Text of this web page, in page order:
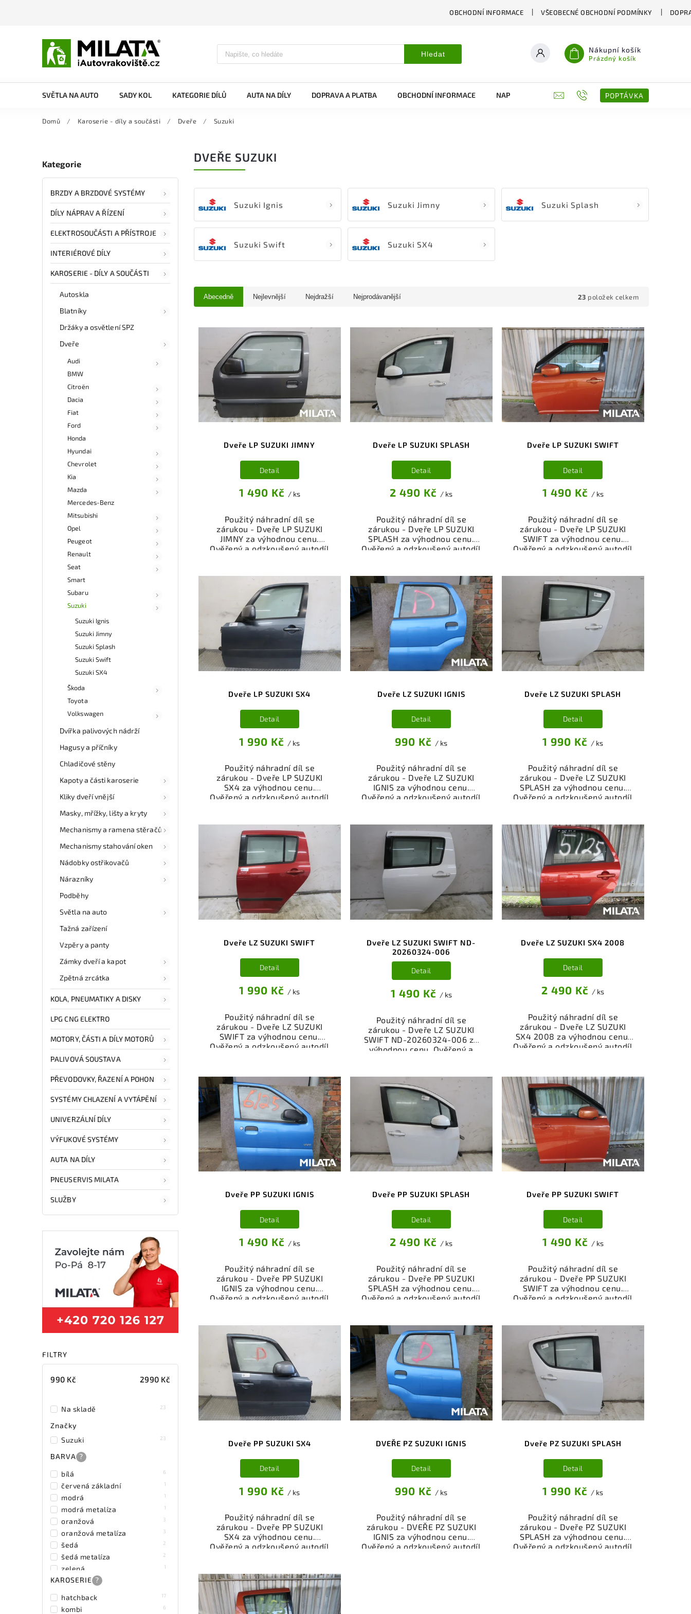
OBCHODNÍ INFORMACE VŠEOBECNÉ OBCHODNÍ PODMÍNKY
Hledat Nákupní košík
Prázdný košík
SVĚTLA NA AUTO SADY KOL KATEGORIE DÍLŮ AUTA NA DÍLY DOPRAVA A PLATBA OBCHODNÍ INFORMACE NAPIŠTE NÁM KONTAKTY POPTÁVKA
Domů / Karoserie - díly a součásti / Dveře / Suzuki
Kategorie
BRZDY A BRZDOVÉ SYSTÉMY
DÍLY NÁPRAV A ŘÍZENÍ
ELEKTROSOUČÁSTI A PŘÍSTROJE
INTERIÉROVÉ DÍLY
KAROSERIE - DÍLY A SOUČÁSTI
Autoskla
Blatníky
Držáky a osvětlení SPZ
Dveře
Audi
BMW
Citroën
Dacia
Fiat
Ford
Honda
Hyundai
Chevrolet
Kia
Mazda
Mercedes-Benz
Mitsubishi
Opel
Peugeot
Renault
Seat
Smart
Subaru
Suzuki
Suzuki Ignis
Suzuki Jimny
Suzuki Splash
Suzuki Swift
Suzuki SX4
Škoda
Toyota
Volkswagen
Dvířka palivových nádrží
Hagusy a příčníky
Chladičové stěny
Kapoty a části karoserie
Kliky dveří vnější
Masky, mřížky, lišty a kryty
Mechanismy a ramena stěračů
Mechanismy stahování oken
Nádobky ostřikovačů
Nárazníky
Podběhy
Světla na auto
Tažná zařízení
Vzpěry a panty
Zámky dveří a kapot
Zpětná zrcátka
KOLA, PNEUMATIKY A DISKY
LPG CNG ELEKTRO
MOTORY, ČÁSTI A DÍLY MOTORŮ
PALIVOVÁ SOUSTAVA
PŘEVODOVKY, ŘAZENÍ A POHON
SYSTÉMY CHLAZENÍ A VYTÁPĚNÍ
UNIVERZÁLNÍ DÍLY
VÝFUKOVÉ SYSTÉMY
AUTA NA DÍLY
PNEUSERVIS MILATA
SLUŽBY
FILTRY
990 Kč 2990 Kč
Na skladě 23
Značky
Suzuki
23
BARVA ?
bílá
6
červená základní 1
modrá 1
modrá metalíza 1
oranžová 3
oranžová metalíza 3
šedá 2
šedá metalíza 2
zelená 1
KAROSERIE ?
hatchback
17
kombi 6
DVEŘE SUZUKI
Suzuki Ignis Suzuki Jimny Suzuki Splash
Suzuki Swift Suzuki SX4
Abecedně Nejlevnější Nejdražší Nejprodávanější 23 položek celkem
Dveře LP SUZUKI JIMNY
1 490 Kč / ks
Detail
Použitý náhradní díl se
zárukou - Dveře LP SUZUKI
JIMNY za výhodnou cenu.
Ověřený a odzkoušený autodíl
a funkční autodíl z vrakoviště,
připravený k montáži.
Nabízíme osobní odběr nebo
rychlé doručení přes e-shop.
Samozřejmostí je garance
vrácení peněz v případě
nespokojenosti.
Dveře LP SUZUKI SPLASH
2 490 Kč / ks
Detail
Použitý náhradní díl se
zárukou - Dveře LP SUZUKI
SPLASH za výhodnou cenu.
Ověřený a odzkoušený autodíl
a funkční autodíl z vrakoviště,
připravený k montáži.
Nabízíme osobní odběr nebo
rychlé doručení přes e-shop.
Samozřejmostí je garance
vrácení peněz v případě
nespokojenosti.
Dveře LP SUZUKI SWIFT
1 490 Kč / ks
Detail
Použitý náhradní díl se
zárukou - Dveře LP SUZUKI
SWIFT za výhodnou cenu.
Ověřený a odzkoušený autodíl
a funkční autodíl z vrakoviště,
připravený k montáži.
Nabízíme osobní odběr nebo
rychlé doručení přes e-shop.
Samozřejmostí je garance
vrácení peněz v případě
nespokojenosti.
Dveře LP SUZUKI SX4
1 990 Kč / ks
Detail
Použitý náhradní díl se
zárukou - Dveře LP SUZUKI
SX4 za výhodnou cenu.
Ověřený a odzkoušený autodíl
a funkční autodíl z vrakoviště,
připravený k montáži.
Nabízíme osobní odběr nebo
rychlé doručení přes e-shop.
Samozřejmostí je garance
vrácení peněz v případě
nespokojenosti.
Dveře LZ SUZUKI IGNIS
990 Kč / ks
Detail
Použitý náhradní díl se
zárukou - Dveře LZ SUZUKI
IGNIS za výhodnou cenu.
Ověřený a odzkoušený autodíl
a funkční autodíl z vrakoviště,
připravený k montáži.
Nabízíme osobní odběr nebo
rychlé doručení přes e-shop.
Samozřejmostí je garance
vrácení peněz v případě
nespokojenosti.
Dveře LZ SUZUKI SPLASH
1 990 Kč / ks
Detail
Použitý náhradní díl se
zárukou - Dveře LZ SUZUKI
SPLASH za výhodnou cenu.
Ověřený a odzkoušený autodíl
a funkční autodíl z vrakoviště,
připravený k montáži.
Nabízíme osobní odběr nebo
rychlé doručení přes e-shop.
Samozřejmostí je garance
vrácení peněz v případě
nespokojenosti.
Dveře LZ SUZUKI SWIFT
1 990 Kč / ks
Detail
Použitý náhradní díl se
zárukou - Dveře LZ SUZUKI
SWIFT za výhodnou cenu.
Ověřený a odzkoušený autodíl
a funkční autodíl z vrakoviště,
připravený k montáži.
Nabízíme osobní odběr nebo
rychlé doručení přes e-shop.
Samozřejmostí je garance
vrácení peněz v případě
nespokojenosti.
Dveře LZ SUZUKI SWIFT ND-
20260324-006
1 490 Kč / ks
Detail
Použitý náhradní díl se
zárukou - Dveře LZ SUZUKI
SWIFT ND-20260324-006 za
výhodnou cenu. Ověřený a
váš vůz. Ověřený a funkční
autodíl z vrakoviště,
připravený k montáži.
Nabízíme osobní odběr nebo
rychlé doručení přes e-shop.
Samozřejmostí je garance
vrácení peněz v případě
Dveře LZ SUZUKI SX4 2008
2 490 Kč / ks
Detail
Použitý náhradní díl se
zárukou - Dveře LZ SUZUKI
SX4 2008 za výhodnou cenu.
Ověřený a odzkoušený autodíl
a funkční autodíl z vrakoviště,
připravený k montáži.
Nabízíme osobní odběr nebo
rychlé doručení přes e-shop.
Samozřejmostí je garance
vrácení peněz v případě
nespokojenosti.
Dveře PP SUZUKI IGNIS
1 490 Kč / ks
Detail
Použitý náhradní díl se
zárukou - Dveře PP SUZUKI
IGNIS za výhodnou cenu.
Ověřený a odzkoušený autodíl
a funkční autodíl z vrakoviště,
připravený k montáži.
Nabízíme osobní odběr nebo
rychlé doručení přes e-shop.
Samozřejmostí je garance
vrácení peněz v případě
nespokojenosti.
Dveře PP SUZUKI SPLASH
2 490 Kč / ks
Detail
Použitý náhradní díl se
zárukou - Dveře PP SUZUKI
SPLASH za výhodnou cenu.
Ověřený a odzkoušený autodíl
a funkční autodíl z vrakoviště,
připravený k montáži.
Nabízíme osobní odběr nebo
rychlé doručení přes e-shop.
Samozřejmostí je garance
vrácení peněz v případě
nespokojenosti.
Dveře PP SUZUKI SWIFT
1 490 Kč / ks
Detail
Použitý náhradní díl se
zárukou - Dveře PP SUZUKI
SWIFT za výhodnou cenu.
Ověřený a odzkoušený autodíl
a funkční autodíl z vrakoviště,
připravený k montáži.
Nabízíme osobní odběr nebo
rychlé doručení přes e-shop.
Samozřejmostí je garance
vrácení peněz v případě
nespokojenosti.
Dveře PP SUZUKI SX4
1 990 Kč / ks
Detail
Použitý náhradní díl se
zárukou - Dveře PP SUZUKI
SX4 za výhodnou cenu.
Ověřený a odzkoušený autodíl
a funkční autodíl z vrakoviště,
připravený k montáži.
Nabízíme osobní odběr nebo
rychlé doručení přes e-shop.
DVEŘE PZ SUZUKI IGNIS
990 Kč / ks
Detail
Použitý náhradní díl se
zárukou - DVEŘE PZ SUZUKI
IGNIS za výhodnou cenu.
Ověřený a odzkoušený autodíl
Dveře PZ SUZUKI SPLASH
1 990 Kč / ks
Detail
Použitý náhradní díl se
zárukou - Dveře PZ SUZUKI
SPLASH za výhodnou cenu.
Ověřený a odzkoušený autodíl